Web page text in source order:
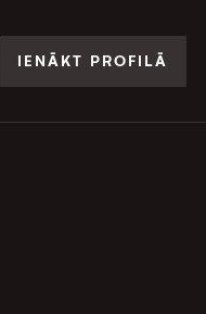
IENĀKT PROFILĀ